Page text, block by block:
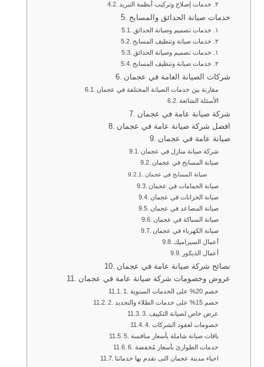
٢. خدمات إصلاح وتركيب أنظمة التبريد
خدمات صيانة الحدائق والمسابح
١. خدمات تصميم وصيانة الحدائق
٢. خدمات صيانة وتنظيف المسابح
١. خدمات تصميم وصيانة الحدائق
٢. خدمات صيانة وتنظيف المسابح
شركات الصيانة العامة في عجمان
مقارنة بين خدمات الصيانة المختلفة في عجمان
الأسئلة الشائعة
شركة صيانة عامة في عجمان
افضل شركة صيانة عامة في عجمان
صيانة عامة في عجمان
شركة صيانة منازل في عجمان
صيانة المسابح في عجمان
صيانة المسابح في عجمان
صيانة الحمامات في عجمان
صيانة الخزانات في عجمان
صيانة المصاعد في عجمان
صيانة السباكة في عجمان
صيانة الكهرباء في عجمان
أعمال السيراميك
أعمال الديكور
نصائح شركة صيانة عامة في عجمان
عروض وخصومات شركة صيانة عامة في عجمان
1. خصم 20% على الخدمات السنوية
2. خصم 15% على خدمات الطلاء والتجديد
3. عرض خاص لصيانة التكييف
4. خصومات لعقود الشركات
5. باقات صيانة شاملة بأسعار منافسة
6. خدمات الطوارئ بأسعار مُخفضة
احياء مدينة عجمان التى نقدم بها خدماتنا